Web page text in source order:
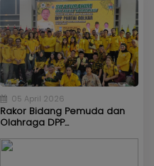
05 April 2026
Rakor Bidang Pemuda dan
Olahraga DPP...